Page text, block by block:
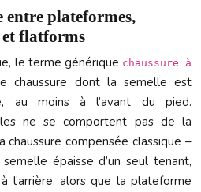
entre plateformes,
et flatforms
le terme générique chaussure à
chaussure dont la semelle est
au moins à l’avant du pied.
ne se comportent pas de la
chaussure compensée classique –
épaisse d’un seul tenant,
l’arrière, alors que la plateforme